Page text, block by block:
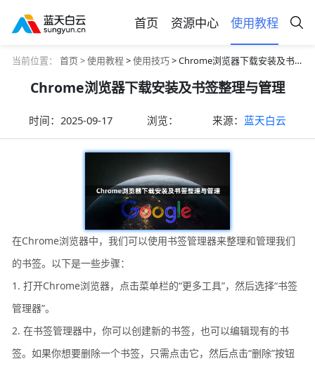
首页 资源中心 使用教程
当前位置： 首页 >使用教程>使用技巧> Chrome浏览器下载安装及书签整理与管理
Chrome浏览器下载安装及书签整理与管理
时间：2025-09-17 浏览： 来源： 蓝天白云
在Chrome浏览器中，我们可以使用书签管理器来整理和管理我们
的书签。以下是一些步骤：
1. 打开Chrome浏览器，点击菜单栏的“更多工具”，然后选择“书签
管理器”。
2. 在书签管理器中，你可以创建新的书签，也可以编辑现有的书
签。如果你想要删除一个书签，只需点击它，然后点击“删除”按钮